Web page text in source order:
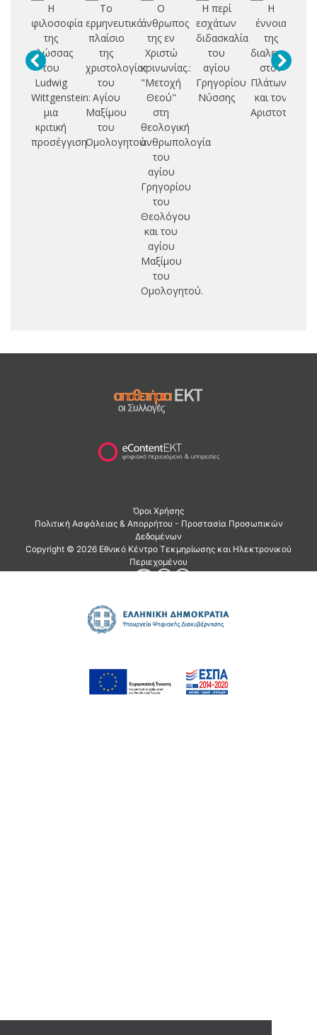
Η
φιλοσοφία
της
γλώσσας
του
Ludwig
Wittgenstein:
μια
κριτική
προσέγγιση
Το
ερμηνευτικό
πλαίσιο
της
χριστολογίας
του
Αγίου
Μαξίμου
του
Ομολογητού
Ο
άνθρωπος
της εν
Χριστώ
κοινωνίας.:
"Μετοχή
Θεού"
στη
θεολογική
ανθρωπολογία
του
αγίου
Γρηγορίου
του
Θεολόγου
και του
αγίου
Μαξίμου
του
Ομολογητού.
Η περί
εσχάτων
διδασκαλία
του
αγίου
Γρηγορίου
Νύσσης
Η
έννοια
της
διαλεκτικής
στον
Πλάτωνα
και τον
Αριστοτέλη